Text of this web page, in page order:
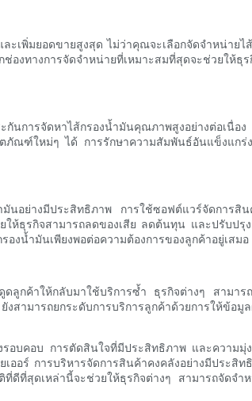
ะเพิ่มยอดขายสูงสุด ไม่ว่าคุณจะเลือกจัดจำหน่า
ทางการจัดจำหน่ายที่เหมาะสมที่สุดจะช่วยให้ธุร
การจัดหาไส้กรองน้ำมันคุณภาพสูงอย่างต่อเนื่อง
ภัณฑ์ใหม่ๆ ได้ การรักษาความสัมพันธ์อันแข็งแก
ำมันอย่างมีประสิทธิภาพ การใช้ซอฟต์แวร์จัดก
ธุรกิจสามารถลดของเสีย ลดต้นทุน และปรับปรุ
งน้ำมันเพียงพอต่อความต้องการของลูกค้าอยู่เสมอ
ลูกค้าให้กลับมาใช้บริการซ้ำ ธุรกิจต่างๆ สามา
ามารถยกระดับการบริการลูกค้าด้วยการให้ข้
อบคอบ การตัดสินใจที่มีประสิทธิภาพ และความมุ่
อร์ การบริหารจัดการสินค้าคงคลังอย่างมีประสิ
ที่สุดเหล่านี้จะช่วยให้ธุรกิจต่างๆ สามารถจัดจำ